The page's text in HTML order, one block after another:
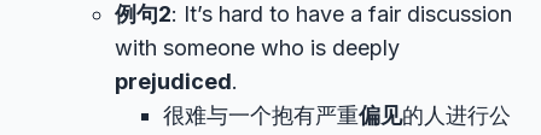
例句2: It’s hard to have a fair discussion
with someone who is deeply
prejudiced.
很难与一个抱有严重偏见的人进行公